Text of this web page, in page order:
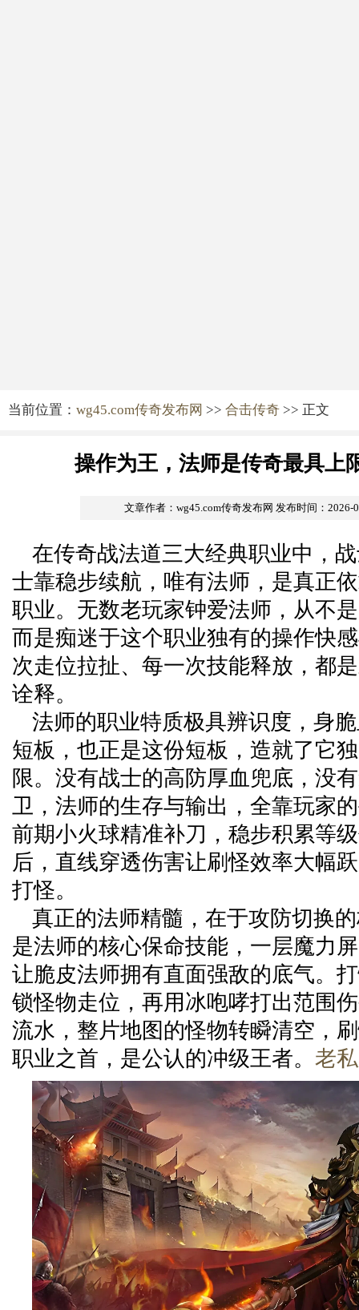
当前位置： wg45.com传奇发布网 >> 合击传奇 >> 正文
操作为王，法师是传奇最具上
文章作者：wg45.com传奇发布网 发布时间：2026-
在传奇战法道三大经典职业中，
士靠稳步续航，唯有法师，是真正
职业。无数老玩家钟爱法师，从不
而是痴迷于这个职业独有的操作快
次走位拉扯、每一次技能释放，都
诠释。
法师的职业特质极具辨识度，身
短板，也正是这份短板，造就了它
限。没有战士的高防厚血兜底，没
卫，法师的生存与输出，全靠玩家
前期小火球精准补刀，稳步积累等
后，直线穿透伤害让刷怪效率大幅
打怪。
真正的法师精髓，在于攻防切换
是法师的核心保命技能，一层魔力
让脆皮法师拥有直面强敌的底气。
锁怪物走位，再用冰咆哮打出范围
流水，整片地图的怪物转瞬清空，
职业之首，是公认的冲级王者。 老